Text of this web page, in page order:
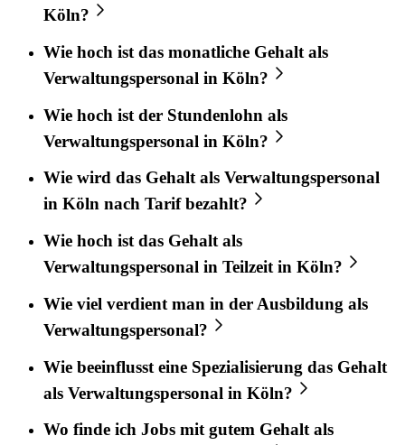
Köln?
Wie hoch ist das monatliche Gehalt als
Verwaltungspersonal in Köln?
Wie hoch ist der Stundenlohn als
Verwaltungspersonal in Köln?
Wie wird das Gehalt als Verwaltungspersonal
in Köln nach Tarif bezahlt?
Wie hoch ist das Gehalt als
Verwaltungspersonal in Teilzeit in Köln?
Wie viel verdient man in der Ausbildung als
Verwaltungspersonal?
Wie beeinflusst eine Spezialisierung das Gehalt
als Verwaltungspersonal in Köln?
Wo finde ich Jobs mit gutem Gehalt als